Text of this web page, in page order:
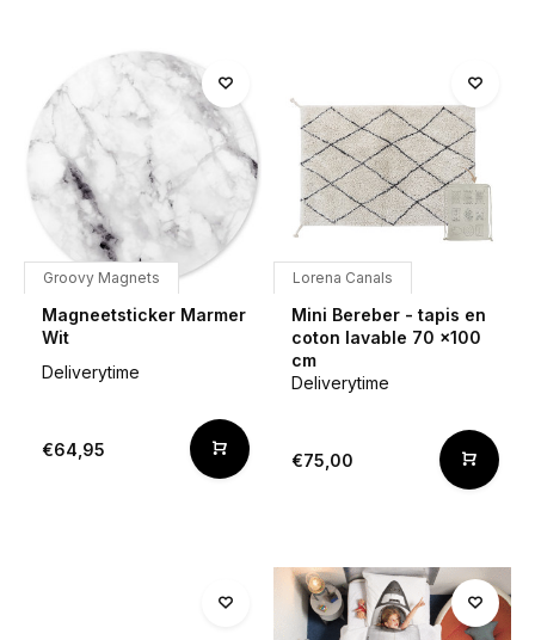
Groovy Magnets
Magneetsticker Marmer
Wit
Deliverytime
€64,95
Lorena Canals
Mini Bereber - tapis en
coton lavable 70 x100
cm
Deliverytime
€75,00